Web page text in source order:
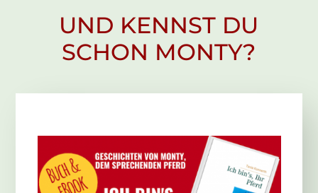
UND KENNST DU
SCHON MONTY?